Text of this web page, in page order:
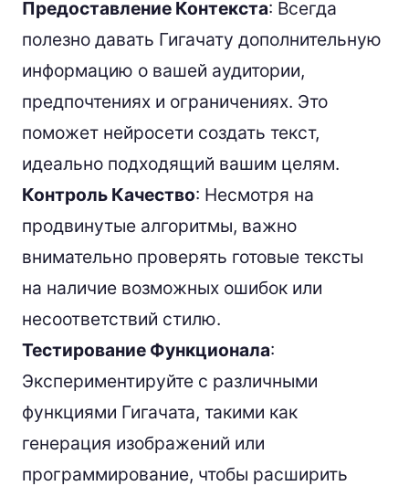
Предоставление Контекста: Всегда
полезно давать Гигачату дополнительную
информацию о вашей аудитории,
предпочтениях и ограничениях. Это
поможет нейросети создать текст,
идеально подходящий вашим целям.
Контроль Качество: Несмотря на
продвинутые алгоритмы, важно
внимательно проверять готовые тексты
на наличие возможных ошибок или
несоответствий стилю.
Тестирование Функционала:
Экспериментируйте с различными
функциями Гигачата, такими как
генерация изображений или
программирование, чтобы расширить